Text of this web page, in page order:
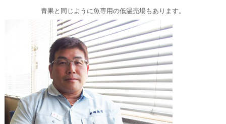
青果と同じように魚専用の低温売場もあります。